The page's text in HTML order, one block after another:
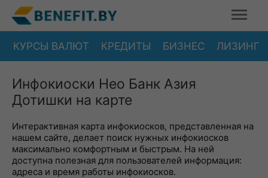
КУРСЫ ВАЛЮТ КРЕДИТЫ БИЗНЕС ЛИЗИНГ
Инфокиоски Нео Банк Азия
Дотишки на карте
Интерактивная карта инфокиосков, представленная на
нашем сайте, делает поиск нужных инфокиосков
максимально комфортным и быстрым. На ней
доступна полезная для пользователей информация:
адреса и время работы инфокиосков.